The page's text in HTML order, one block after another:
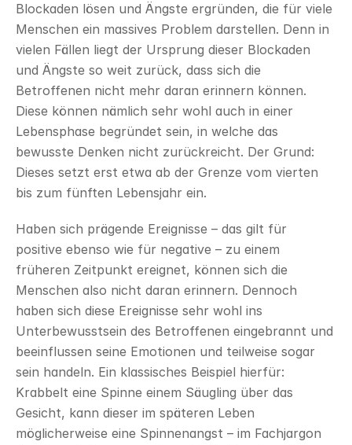
Blockaden lösen und Ängste ergründen, die für viele
Menschen ein massives Problem darstellen. Denn in
vielen Fällen liegt der Ursprung dieser Blockaden
und Ängste so weit zurück, dass sich die
Betroffenen nicht mehr daran erinnern können.
Diese können nämlich sehr wohl auch in einer
Lebensphase begründet sein, in welche das
bewusste Denken nicht zurückreicht. Der Grund:
Dieses setzt erst etwa ab der Grenze vom vierten
bis zum fünften Lebensjahr ein.
Haben sich prägende Ereignisse – das gilt für
positive ebenso wie für negative – zu einem
früheren Zeitpunkt ereignet, können sich die
Menschen also nicht daran erinnern. Dennoch
haben sich diese Ereignisse sehr wohl ins
Unterbewusstsein des Betroffenen eingebrannt und
beeinflussen seine Emotionen und teilweise sogar
sein handeln. Ein klassisches Beispiel hierfür:
Krabbelt eine Spinne einem Säugling über das
Gesicht, kann dieser im späteren Leben
möglicherweise eine Spinnenangst – im Fachjargon